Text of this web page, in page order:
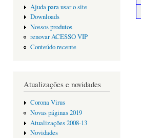
Ajuda para usar o site
Downloads
Nossos produtos
renovar ACESSO VIP
Conteúdo recente
Atualizações e novidades
Corona Virus
Novas páginas 2019
Atualizações 2008-13
Novidades